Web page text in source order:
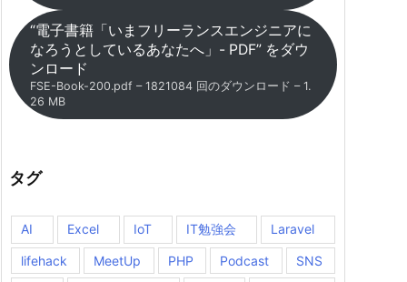
“電子書籍「いまフリーランスエンジニアに
なろうとしているあなたへ」- PDF” をダウ
ンロード
FSE-Book-200.pdf – 1821084 回のダウンロード – 1.
26 MB
タグ
AI Excel IoT IT勉強会 Laravel
lifehack MeetUp PHP Podcast
SNS